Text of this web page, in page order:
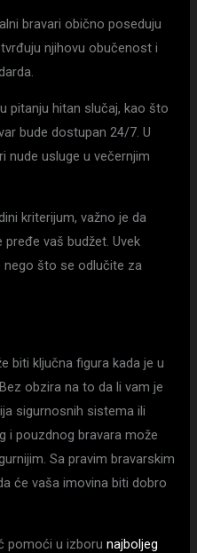
bravari obično poseduju
njihovu obučenost i
pitanju hitan slučaj, kao što
bude dostupan 24/7. U
nude usluge u večernjim
kriterijum, važno je da
vaš budžet. Uvek
nego što se odlučite za
biti ključna figura kada je u
obzira na to da li vam je
sigurnosnih sistema ili
i pouzdnog bravara može
Sa pravim bravarskim
će vaša imovina biti dobro
pomoći u izborunajboljeg